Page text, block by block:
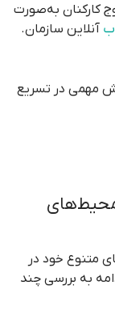
کارکنان به‌صورت
آنلاین سازمان.
مهمی در تسریع
متنوع خود در
به بررسی چند